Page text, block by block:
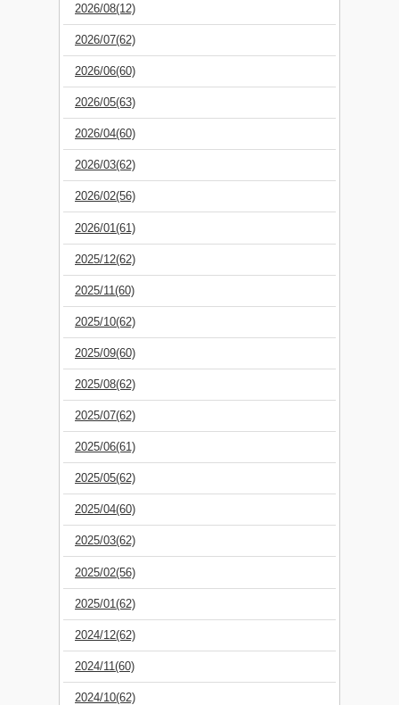
2026/08(12)
2026/07(62)
2026/06(60)
2026/05(63)
2026/04(60)
2026/03(62)
2026/02(56)
2026/01(61)
2025/12(62)
2025/11(60)
2025/10(62)
2025/09(60)
2025/08(62)
2025/07(62)
2025/06(61)
2025/05(62)
2025/04(60)
2025/03(62)
2025/02(56)
2025/01(62)
2024/12(62)
2024/11(60)
2024/10(62)